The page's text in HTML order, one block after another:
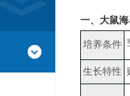
一、 大鼠
培养条件
生长特性